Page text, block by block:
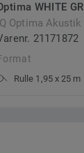
WHITE
Optima Akustik
21171872
Rulle 1,95 x 25 m